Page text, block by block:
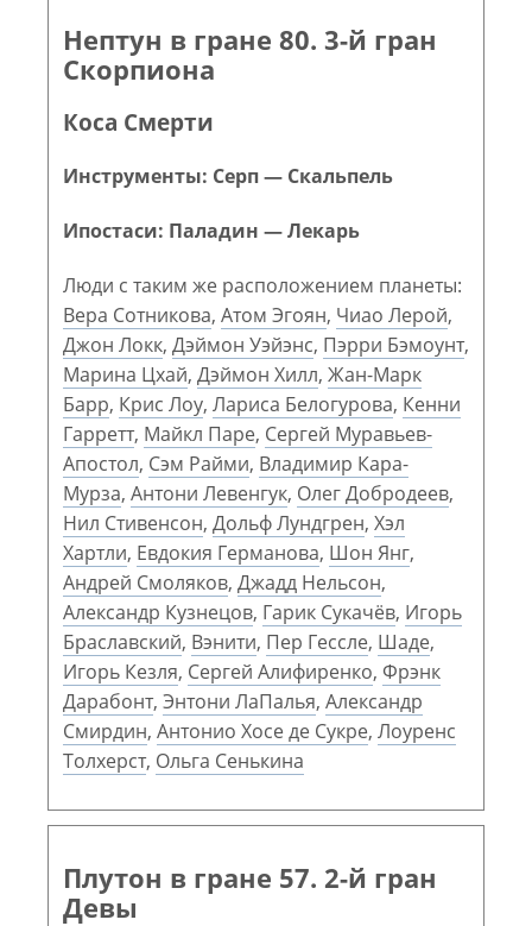
Нептун в гране 80. 3-й гран
Скорпиона
Коса Смерти
Инструменты: Серп — Скальпель
Ипостаси: Паладин — Лекарь
Люди с таким же расположением планеты:
Вера Сотникова, Атом Эгоян, Чиао Лерой,
Джон Локк, Дэймон Уэйэнс, Пэрри Бэмоунт,
Марина Цхай, Дэймон Хилл, Жан-Марк
Барр, Крис Лоу, Лариса Белогурова, Кенни
Гарретт, Майкл Паре, Сергей Муравьев-
Апостол, Сэм Райми, Владимир Кара-
Мурза, Антони Левенгук, Олег Добродеев,
Нил Стивенсон, Дольф Лундгрен, Хэл
Хартли, Евдокия Германова, Шон Янг,
Андрей Смоляков, Джадд Нельсон,
Александр Кузнецов, Гарик Сукачёв, Игорь
Браславский, Вэнити, Пер Гессле, Шаде,
Игорь Кезля, Сергей Алифиренко, Фрэнк
Дарабонт, Энтони ЛаПалья, Александр
Смирдин, Антонио Хосе де Сукре, Лоуренс
Толхерст, Ольга Сенькина
Плутон в гране 57. 2-й гран
Девы